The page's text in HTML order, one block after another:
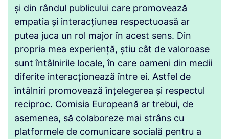
și din rândul publicului care promovează
empatia și interacțiunea respectuoasă ar
putea juca un rol major în acest sens. Din
propria mea experiență, știu cât de valoroase
sunt întâlnirile locale, în care oameni din medii
diferite interacționează între ei. Astfel de
întâlniri promovează înțelegerea și respectul
reciproc. Comisia Europeană ar trebui, de
asemenea, să colaboreze mai strâns cu
platformele de comunicare socială pentru a